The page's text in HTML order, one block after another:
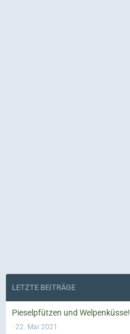
LETZTE BEITRÄGE
Pieselpfützen und Welpenküsse!
22. Mai 2021